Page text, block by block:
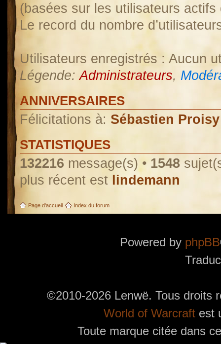
(basées sur les utilisateurs
Le record du nombre
Utilisateurs enregistrés : Aucun
Légende:Administrateurs,
ANNIVERSAIRES
Félicitations à: Sébastien Proisy
STATISTIQUES
132216 message(s) • 1548
plus récent est lindemann
Page d'accueil Index du forum
Powered by phpBB
©2010-2026 Lenwë. Tous droits
World of Warcraftest
Toute marque citée dans